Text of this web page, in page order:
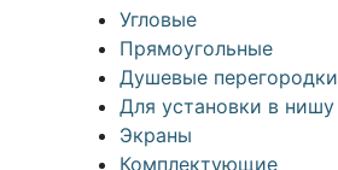
Угловые
Прямоугольные
Душевые перегородки
Для установки в нишу
Экраны
Комплектующие